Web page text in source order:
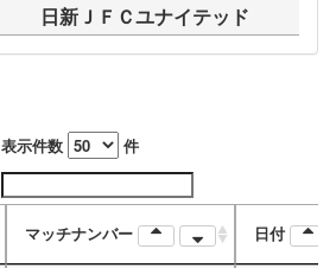
日新ＪＦＣユナイテッド
表示件数
件
マッチナンバー 日付